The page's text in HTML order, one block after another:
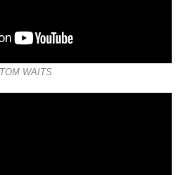
TOM WAITS